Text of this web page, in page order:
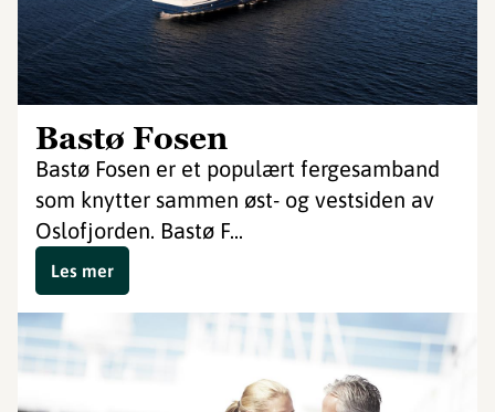
Bastø Fosen
Bastø Fosen er et populært fergesamband
som knytter sammen øst- og vestsiden av
Oslofjorden. Bastø F...
Les mer